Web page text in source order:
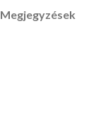
Megjegyzések